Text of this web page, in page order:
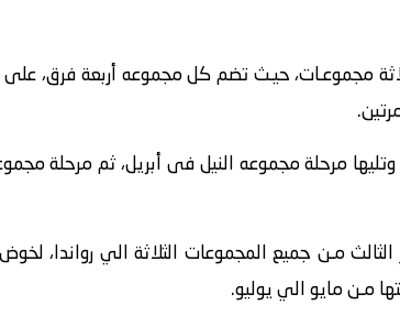
البطولة لأول مرة الي ثلاثة مجموعـات، حيـث تضم كل مجموعه أربعة فرق،
مرحلة مجموعه النيل فى أبريل، ثم مرحلة
مـن جميع المجموعات الثلاثة الي رواندا،